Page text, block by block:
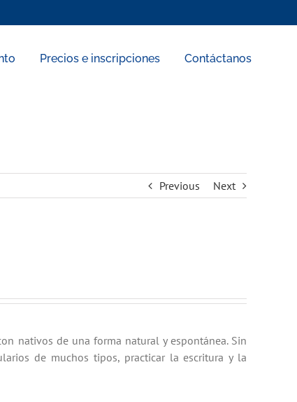
Precios e inscripciones Contáctanos
Previous Next
nativos de una forma natural y espontánea. Sin
de muchos tipos, practicar la escritura y la